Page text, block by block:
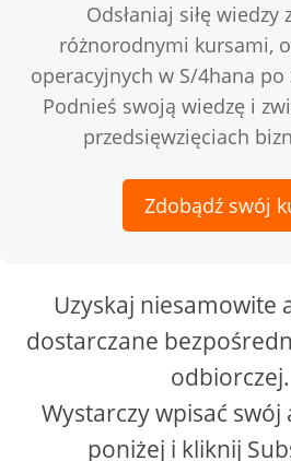
Odsłaniaj siłę wiedzy
różnorodnymi kursami,
operacyjnych w S/4hana po
Podnieś swoją wiedzę i
przedsięwzięciach
Zdobądź swój
Uzyskaj niesamowite
dostarczane
odbiorczej.
Wystarczy wpisać
poniżej i kliknij